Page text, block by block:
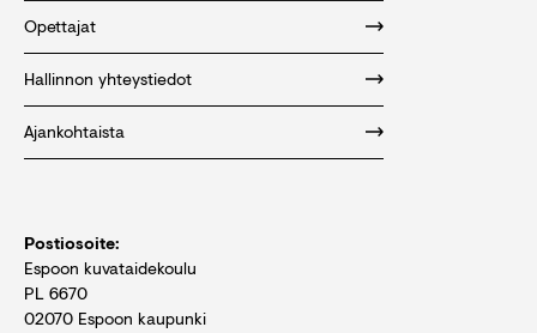
Opettajat
Hallinnon yhteystiedot
Ajankohtaista
Postiosoite:
Espoon kuvataidekoulu
PL 6670
02070 Espoon kaupunki